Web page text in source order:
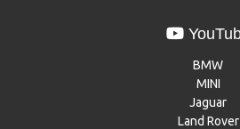
BMW
MINI
Jaguar
Land Rover